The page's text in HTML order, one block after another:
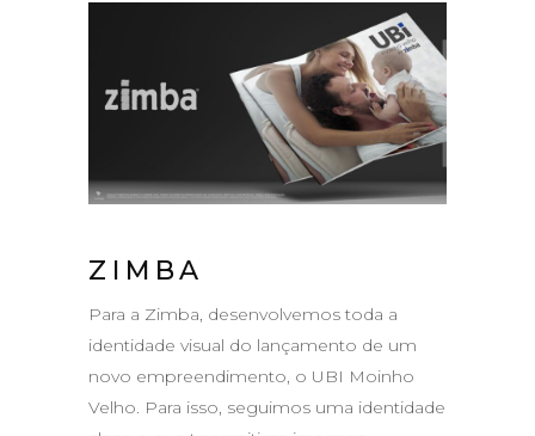
ZIMBA
Para a Zimba, desenvolvemos toda a
identidade visual do lançamento de um
novo empreendimento, o UBI Moinho
Velho. Para isso, seguimos uma identidade